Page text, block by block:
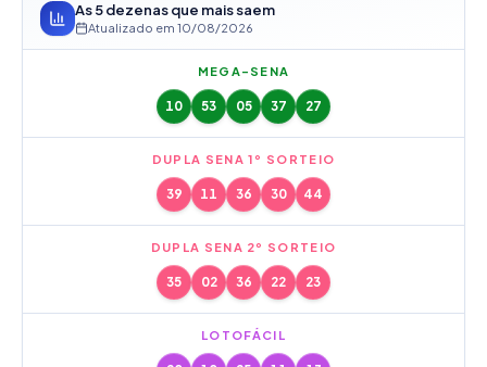
As 5 dezenas que mais saem
Atualizado em 10/08/2026
MEGA-SENA
10 53 05 37 27
DUPLA SENA 1º SORTEIO
39 11 36 30 44
DUPLA SENA 2º SORTEIO
35 02 36 22 23
LOTOFÁCIL